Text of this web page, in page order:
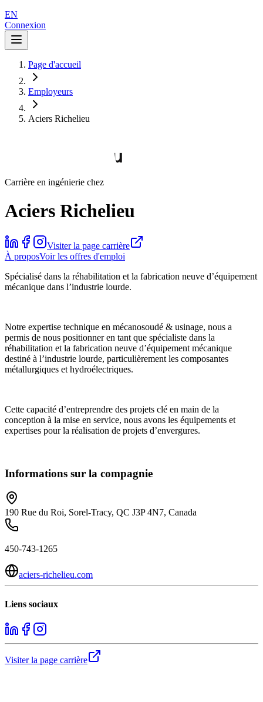
EN
Connexion
Page d'accueil
Employeurs
Aciers Richelieu
Carrière en ingénierie chez
Aciers Richelieu
Visiter la page carrière
À proposVoir les offres d'emploi
Spécialisé dans la réhabilitation et la fabrication neuve d’équipement
mécanique dans l’industrie lourde.
Notre expertise technique en mécanosoudé & usinage, nous a
permis de nous positionner en tant que spécialiste dans la
réhabilitation et la fabrication neuve d’équipement mécanique
destiné à l’industrie lourde, particulièrement les composantes
métallurgiques et hydroélectriques.
Cette capacité d’entreprendre des projets clé en main de la
conception à la mise en service, nous avons les équipements et
expertises pour la réalisation de projets d’envergures.
Informations sur la compagnie
190 Rue du Roi, Sorel-Tracy, QC J3P 4N7, Canada
450-743-1265
aciers-richelieu.com
Liens sociaux
Visiter la page carrière